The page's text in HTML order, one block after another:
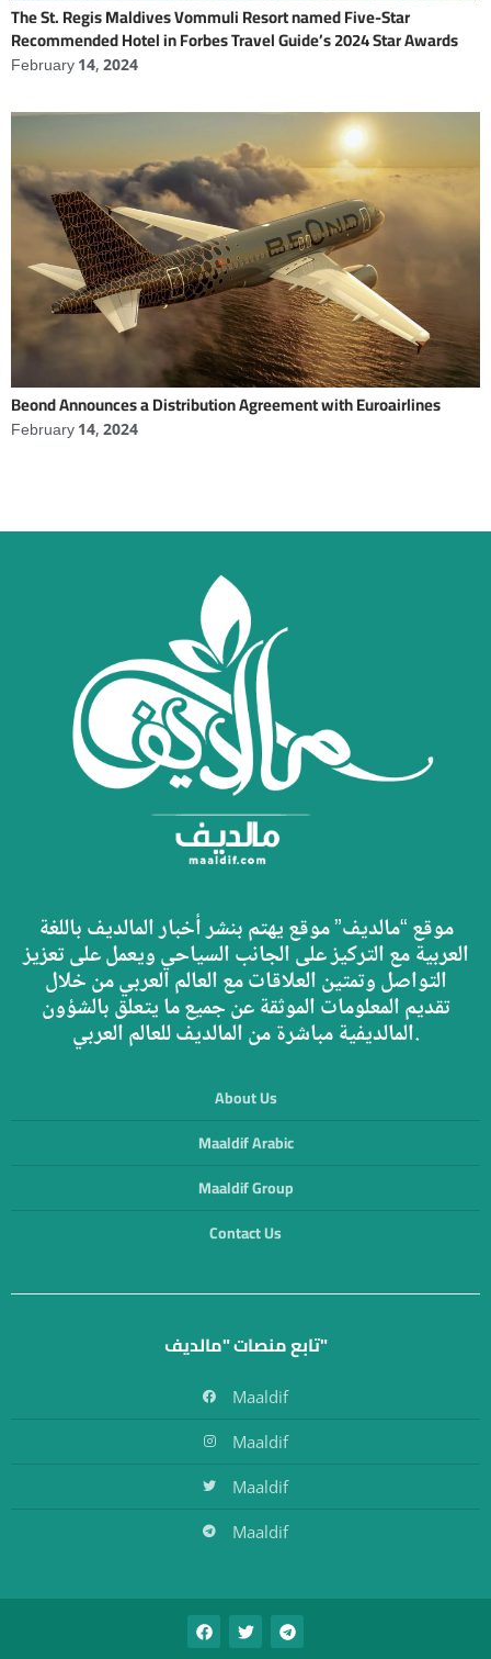
The St. Regis Maldives Vommuli Resort named Five-Star
Recommended Hotel in Forbes Travel Guide’s 2024 Star Awards
February 14, 2024
Beond Announces a Distribution Agreement with Euroairlines
February 14, 2024
موقع “مالديف” موقع يهتم بنشر أخبار المالديف باللغة
العربية مع التركيز على الجانب السياحي ويعمل على تعزيز
التواصل وتمتين العلاقات مع العالم العربي من خلال
تقديم المعلومات الموثقة عن جميع ما يتعلق بالشؤون
المالديفية مباشرة من المالديف للعالم العربي.
About Us
Maaldif Arabic
Maaldif Group
Contact Us
تابع منصات "مالديف"
Maaldif
Maaldif
Maaldif
Maaldif